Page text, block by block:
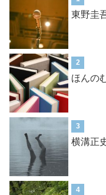
東野圭
2
ほんの
3
横溝正
4